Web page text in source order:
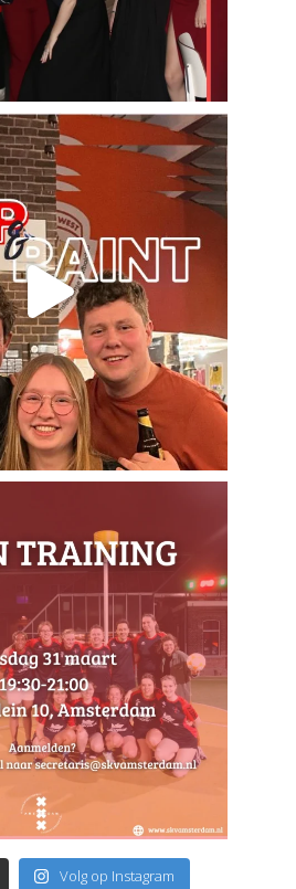
Volg op Instagram